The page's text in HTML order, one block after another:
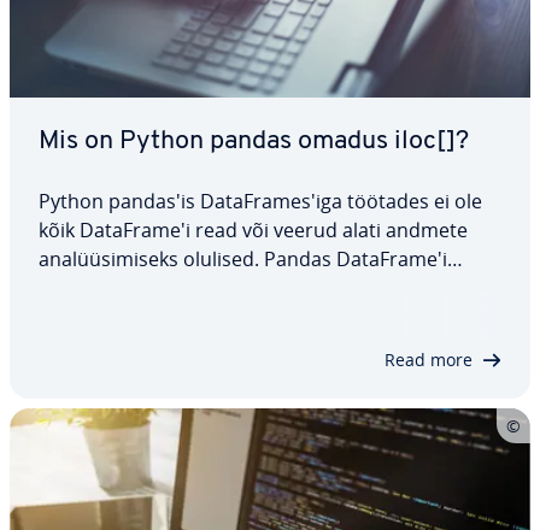
Mis on Python pandas omadus iloc[]?
Python pandas'is Da­taF­ra­mes'iga töötades ei ole
kõik Da­taF­ra­me'i read või veerud alati andmete
ana­lüü­si­miseks olulised. Pandas Da­taF­ra­me'i
Read more